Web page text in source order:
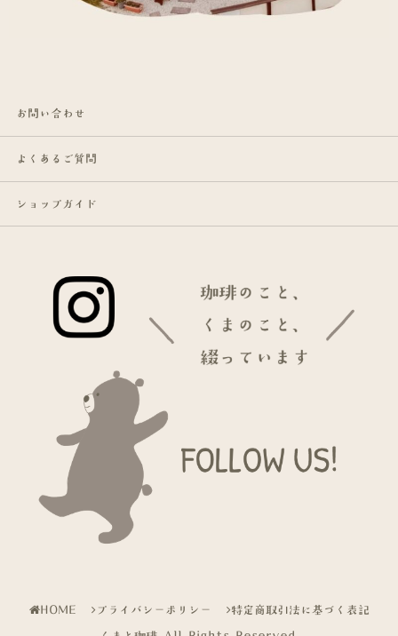
お問い合わせ
よくあるご質問
ショップガイド
HOME プライバシーポリシー 特定商取引法に基づく表記